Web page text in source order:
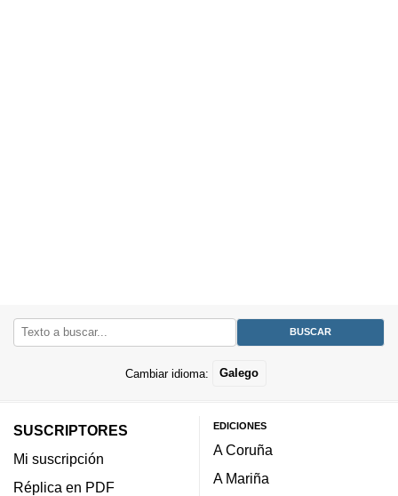
Cambiar idioma: Galego
SUSCRIPTORES
Mi suscripción
Réplica en PDF
EDICIONES
A Coruña
A Mariña